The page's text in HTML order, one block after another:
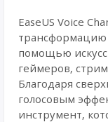
EaseUS Voice
трансформацию
помощью
геймеров,
Благодаря
голосовым
инструмент,